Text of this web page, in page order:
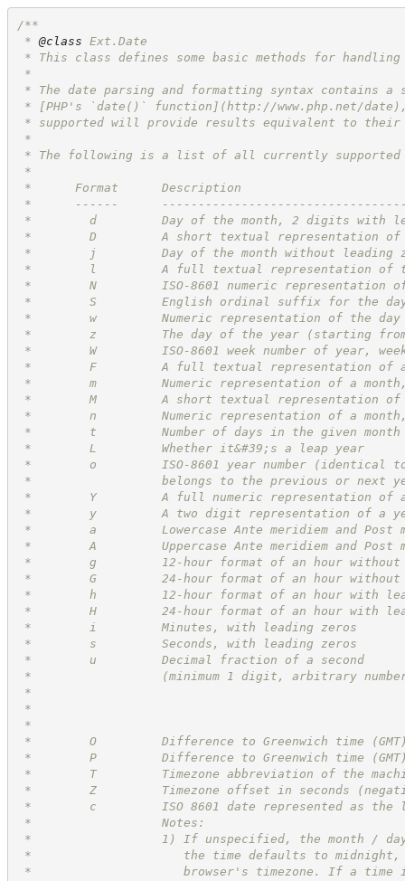
/**
* @class Ext.Date
* This class defines some basic methods for
*
* The date parsing and formatting syntax contains a
* [PHP's `date()` function](http://www.php.net/date
* supported will provide results equivalent to their
*
* The following is a list of all currently supported
*
*      Format      Description
*      ------
*        d         Day of the month, 2 digits with
*        D         A short textual representation of
*        j         Day of the month without leading
*        l         A full textual representation of
*        N         ISO-8601 numeric representation
*        S         English ordinal suffix for the
*        w         Numeric representation of the
*        z         The day of the year (starting
*        W         ISO-8601 week number of year,
*        F         A full textual representation of a
*        m         Numeric representation of a
*        M         A short textual representation of
*        n         Numeric representation of a
*        t         Number of days in the given month
*        L         Whether it&#39;s a leap year
*        o         ISO-8601 year number (identical
*                  belongs to the previous or next
*        Y         A full numeric representation of
*        y         A two digit representation of a
*        a         Lowercase Ante meridiem and Post
*        A         Uppercase Ante meridiem and Post
*        g         12-hour format of an hour without
*        G         24-hour format of an hour
*        h         12-hour format of an hour with
*        H         24-hour format of an hour with
*        i         Minutes, with leading zeros
*        s         Seconds, with leading zeros
*        u         Decimal fraction of a second
*                  (minimum 1 digit, arbitrary
*
*
*
*        O         Difference to Greenwich time
*        P         Difference to Greenwich time
*        T         Timezone abbreviation of the
*        Z         Timezone offset in seconds
*        c         ISO 8601 date represented as
*                  Notes:
*                  1) If unspecified, the month /
*                     the time defaults to
*                     browser's timezone. If a